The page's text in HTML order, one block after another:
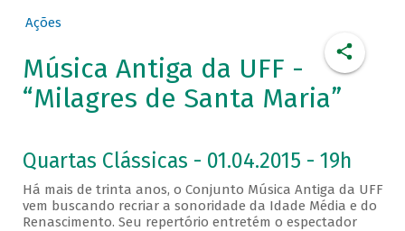
Ações
Música Antiga da UFF -
“Milagres de Santa Maria”
Quartas Clássicas - 01.04.2015 - 19h
Há mais de trinta anos, o Conjunto Música Antiga da UFF
vem buscando recriar a sonoridade da Idade Média e do
Renascimento. Seu repertório entretém o espectador